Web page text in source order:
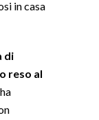
in casa
di
reso al